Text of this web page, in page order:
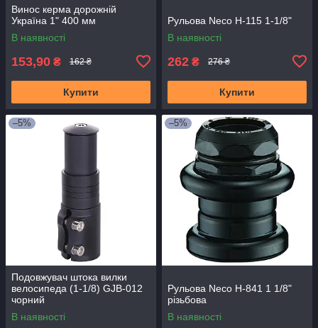
Винос керма дорожній
Україна 1" 400 мм
В наявності
153,90 ₴ 162 ₴
Купити
Рульова Neco H-115 1-1/8"
В наявності
262 ₴ 276 ₴
Купити
–5%
Подовжувач штока вилки
велосипеда (1-1/8) GJB-012
чорний
В наявності
–5%
Рульова Neco H-841 1 1/8"
різьбова
В наявності